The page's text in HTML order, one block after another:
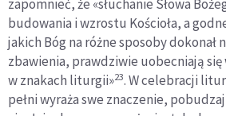
zapomnieć, że «słuchanie Słowa
budowania i wzrostu Kościoła, a
jakich Bóg na różne sposoby dokonał
zbawienia, prawdziwie uobecniają
w znakach liturgii»23. W celebracji
pełni wyraża swe znaczenie,